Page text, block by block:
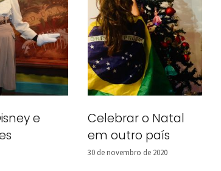
e
Celebrar o Natal
em outro país
30 de novembro de 2020